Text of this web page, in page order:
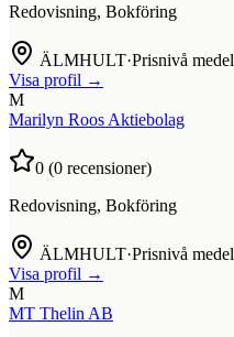
Redovisning, Bokföring
ÄLMHULT·Prisnivå medel
Visa profil →
M
Marilyn Roos Aktiebolag
0 (0 recensioner)
Redovisning, Bokföring
ÄLMHULT·Prisnivå medel
Visa profil →
M
MT Thelin AB